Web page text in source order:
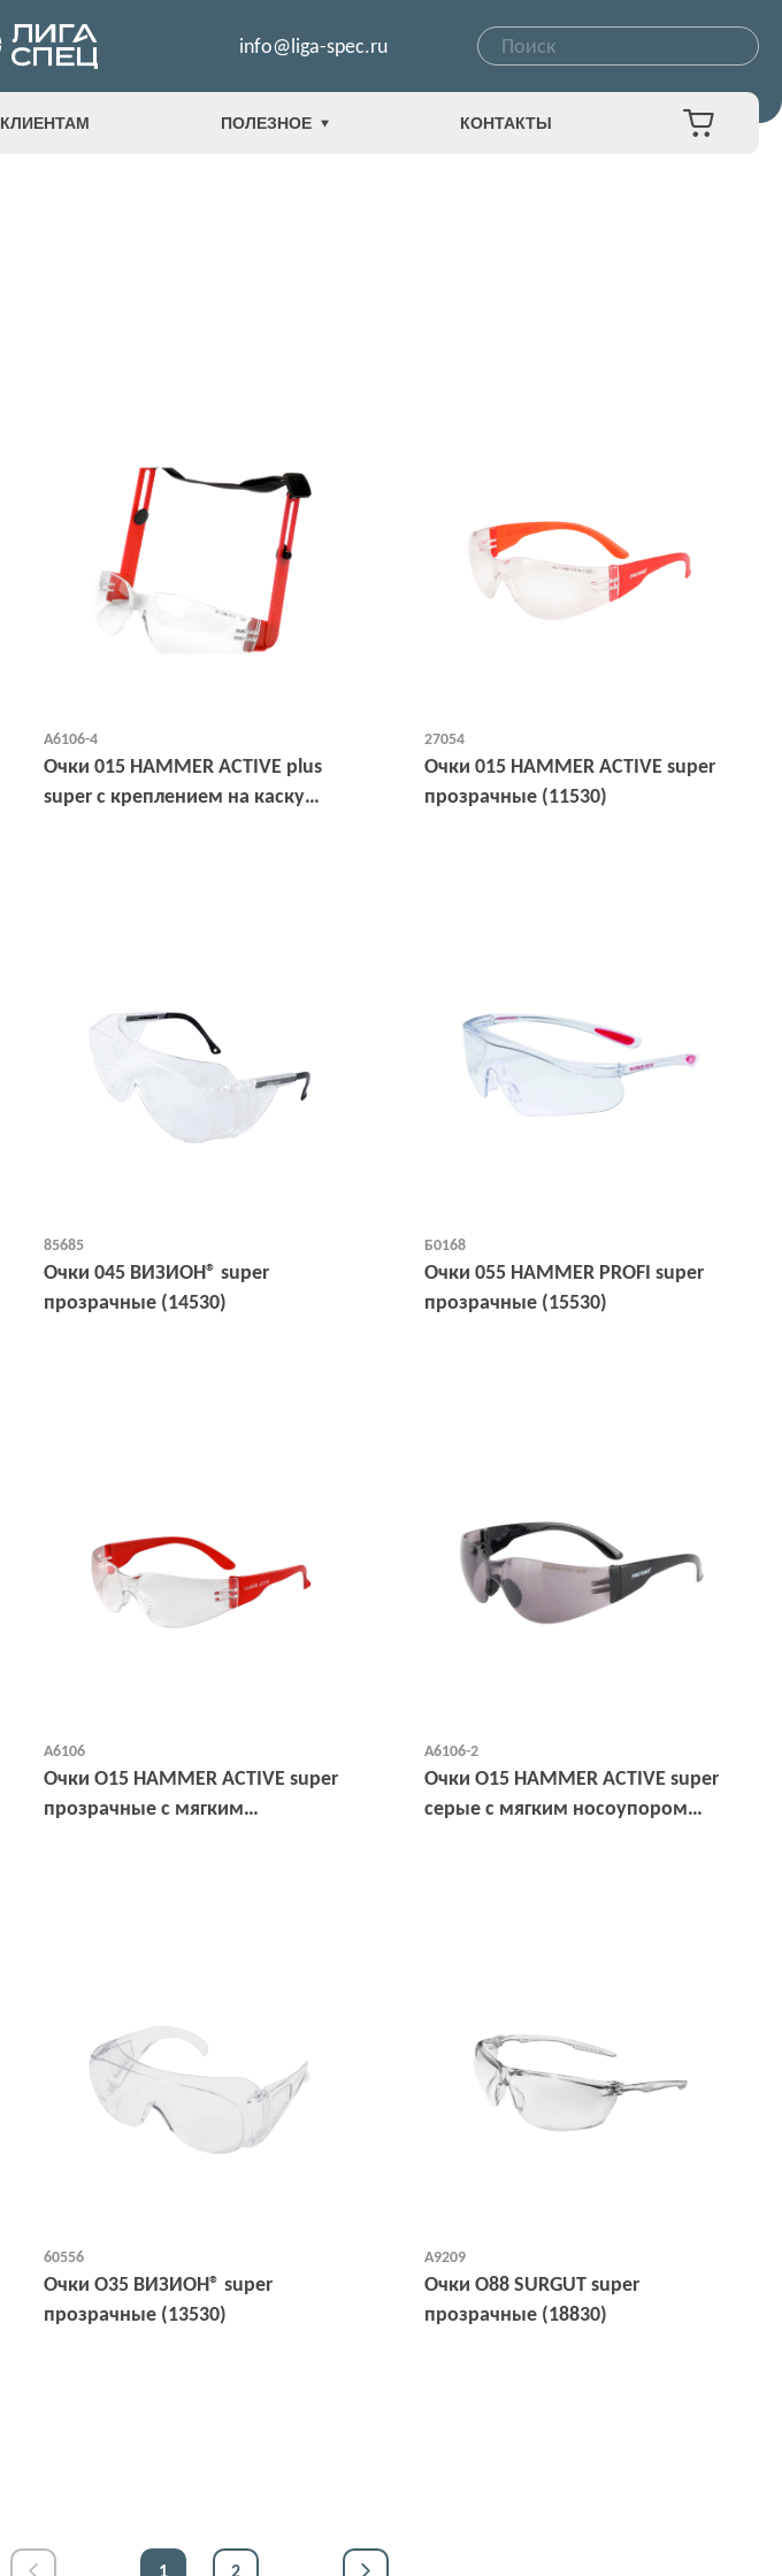
info@liga-spec.ru
КЛИЕНТАМ ПОЛЕЗНОЕ КОНТАКТЫ
А6106-4
Очки 015 HAMMER ACTIVE plus
super с креплением на каску
27054
Очки 015 HAMMER ACTIVE super
прозрачные (11530)
85685
Очки 045 ВИЗИОН® super
прозрачные (14530)
Б0168
Очки 055 HAMMER PROFI super
прозрачные (15530)
А6106
Очки О15 HAMMER ACTIVЕ super
прозрачные с мягким
А6106-2
Очки О15 HAMMER ACTIVЕ super
серые с мягким носоупором
60556
Очки О35 ВИЗИОН® super
прозрачные (13530)
А9209
Очки О88 SURGUT super
прозрачные (18830)
1 2